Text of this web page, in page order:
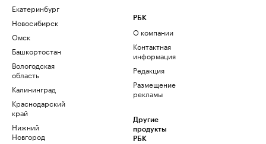
Екатеринбург
Новосибирск
Омск
Башкортостан
Вологодская
область
Калининград
Краснодарский
край
Нижний
Новгород
РБК
О компании
Контактная
информация
Редакция
Размещение
рекламы
Другие
продукты
РБК